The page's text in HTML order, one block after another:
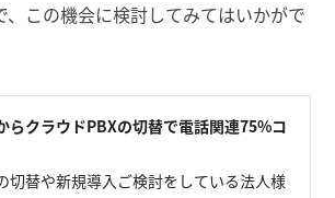
、この機会に検討してみてはいかがで
らクラウドPBXの切替で電話関連75%コ
切替や新規導入ご検討をしている法人様